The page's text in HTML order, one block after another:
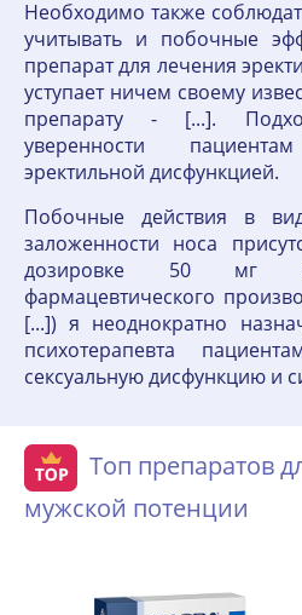
Необходимо также
учитывать и побочные
препарат для лечения
уступает ничем своему
препарату - [...].
уверенности
эректильной дисфункцией.
Побочные действия в
заложенности носа
дозировке 50 мг от
фармацевтического
[...]) я неоднократно
психотерапевта
сексуальную дисфункцию и
Топ препаратов
мужской потенции